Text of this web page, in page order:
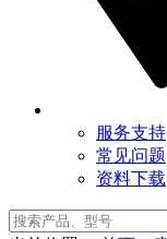
服务支持
常见问题
资料下载